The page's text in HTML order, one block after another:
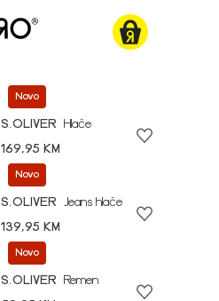
Novo
S.OLIVER
Hlače
169,95 KM
Novo
S.OLIVER
Jeans hlače
139,95 KM
Novo
S.OLIVER
Remen